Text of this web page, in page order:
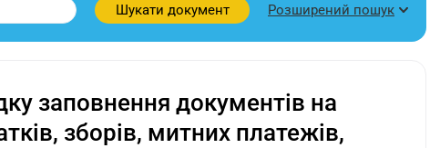
Шукати документ Розширений пошук
заповнення документів на
зборів, митних платежів,